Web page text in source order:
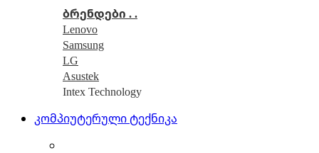
ბრენდები . .
Lenovo
Samsung
LG
Asustek
Intex Technology
კომპიუტერული ტექნიკა